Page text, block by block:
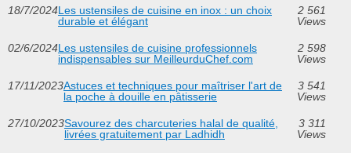
18/7/2024Les ustensiles de cuisine en inox : un choix
durable et élégant
2 561
Views
02/6/2024Les ustensiles de cuisine professionnels
indispensables sur MeilleurduChef.com
2 598
Views
17/11/2023Astuces et techniques pour maîtriser l'art de
la poche à douille en pâtisserie
3 541
Views
27/10/2023Savourez des charcuteries halal de qualité,
livrées gratuitement par Ladhidh
3 311
Views